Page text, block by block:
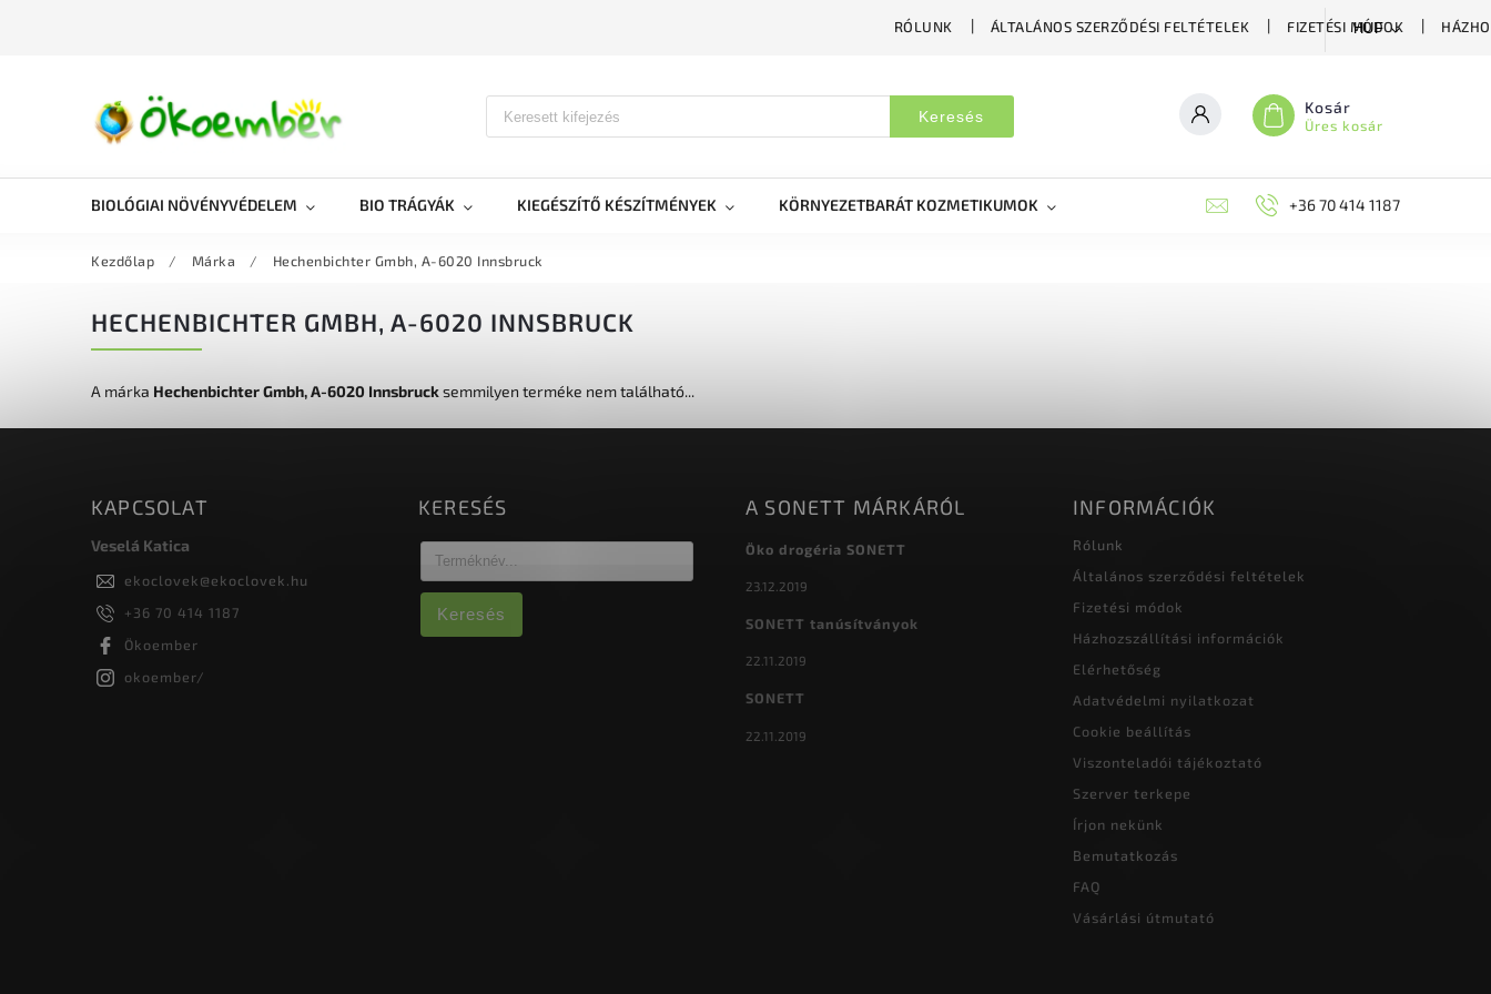
RÓLUNK ÁLTALÁNOS SZERZŐDÉSI FELTÉTELEK FIZETÉSI MÓDOK
HUF
Keresés Kosár
Üres kosár
BIOLÓGIAI NÖVÉNYVÉDELEM BIO TRÁGYÁK KIEGÉSZÍTŐ KÉSZÍTMÉNYEK KÖRNYEZETBARÁT KOZMETIKUMOK BLOG MÉHÉSZETI
+36 70 414 1187
Kezdőlap / Márka / Hechenbichter Gmbh, A-6020 Innsbruck
HECHENBICHTER GMBH, A-6020 INNSBRUCK
A márka Hechenbichter Gmbh, A-6020 Innsbrucksemmilyen terméke nem található...
KAPCSOLAT
Veselá Katica
ekoclovek@ekoclovek.hu
+36 70 414 1187
Ökoember
okoember/
KERESÉS
Keresés
A SONETT MÁRKÁRÓL
Öko drogéria SONETT
23.12.2019
SONETT tanúsítványok
22.11.2019
SONETT
22.11.2019
INFORMÁCIÓK
Rólunk
Általános szerződési feltételek
Fizetési módok
Házhozszállítási információk
Elérhetőség
Adatvédelmi nyilatkozat
Cookie beállítás
Viszonteladói tájékoztató
Szerver terkepe
Írjon nekünk
Bemutatkozás
FAQ
Vásárlási útmutató